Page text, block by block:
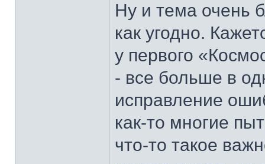
Ну и тема очень
как угодно.
у первого
- все больше в
исправление
как-то многие
что-то такое